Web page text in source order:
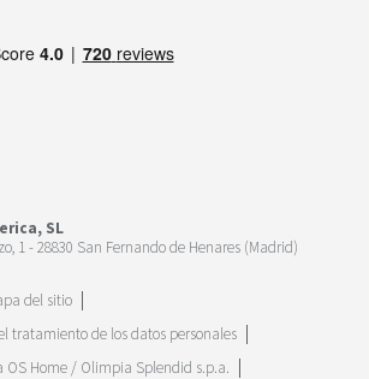
SL
1 - 28830 San Fernando de Henares (Madrid)
del sitio
tratamiento de los datos personales
OS Home / Olimpia Splendid s.p.a.